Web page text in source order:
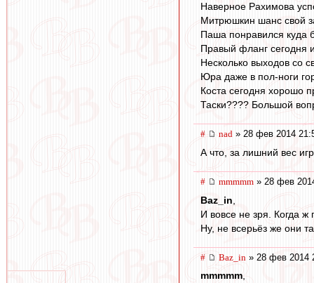
Наверное Рахимова
Митрюшкин шанс свой
Паша понравился куда
Правый фланг сегодня
Несколько выходов со
Юра даже в пол-ноги
Коста сегодня хорошо
Таски???? Большой
# nad » 28 фев 2014
А что, за лишний вес
# mmmmm » 28 фев
Baz_in
И вовсе не зря. Когда
Ну, не всерьёз же они
# Baz_in » 28 фев 2014
mmmmm